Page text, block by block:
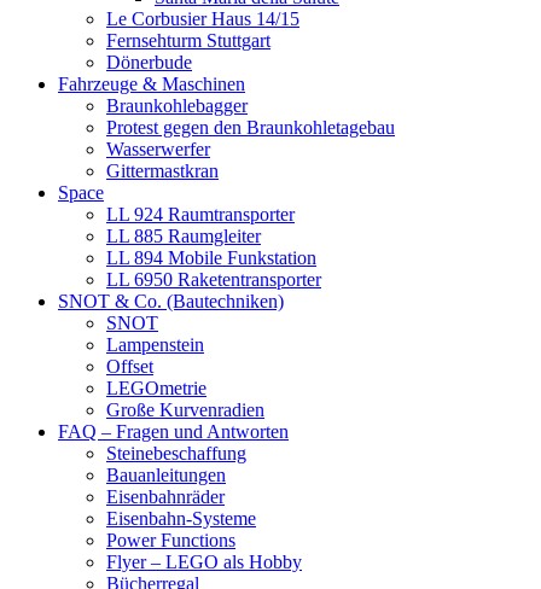
Le Corbusier Haus 14/15
Fernsehturm Stuttgart
Dönerbude
Fahrzeuge & Maschinen
Braunkohlebagger
Protest gegen den Braunkohletagebau
Wasserwerfer
Gittermastkran
Space
LL 924 Raumtransporter
LL 885 Raumgleiter
LL 894 Mobile Funkstation
LL 6950 Raketentransporter
SNOT & Co. (Bautechniken)
SNOT
Lampenstein
Offset
LEGOmetrie
Große Kurvenradien
FAQ – Fragen und Antworten
Steinebeschaffung
Bauanleitungen
Eisenbahnräder
Eisenbahn-Systeme
Power Functions
Flyer – LEGO als Hobby
Bücherregal